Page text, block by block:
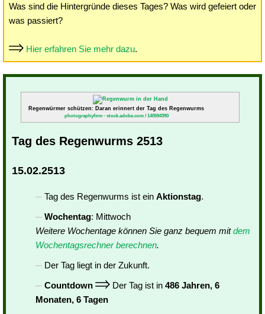
Was sind die Hintergründe dieses Tages? Was wird gefeiert oder
was passiert?
Hier erfahren Sie mehr dazu.
Regenwürmer schützen: Daran erinnert der Tag des Regenwurms
photographyfirm - stock.adobe.com / 140594390
Tag des Regenwurms 2513
15.02.2513
Tag des Regenwurms ist ein Aktionstag.
Wochentag: Mittwoch
Weitere Wochentage können Sie ganz bequem mitdem
Wochentagsrechner berechnen.
Der Tag liegt in der Zukunft.
Countdown
Der Tag ist in 486 Jahren, 6
Monaten, 6 Tagen